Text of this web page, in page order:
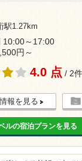
駅1.27km
10:00～17:00
円～
4.0 点 / 2件
報を見る
ルの宿泊プランを見る